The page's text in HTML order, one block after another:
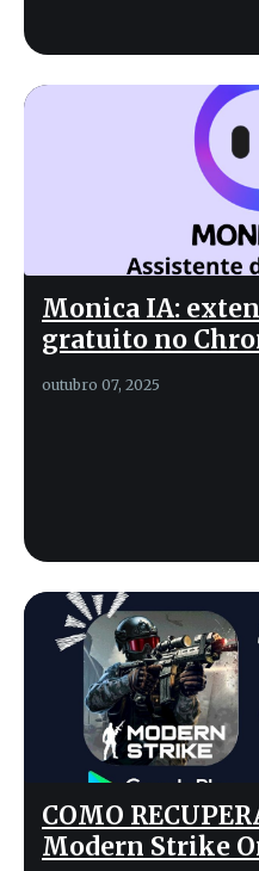
Monica IA:
gratuito no
outubro 07, 2025
COMO
Modern Strike